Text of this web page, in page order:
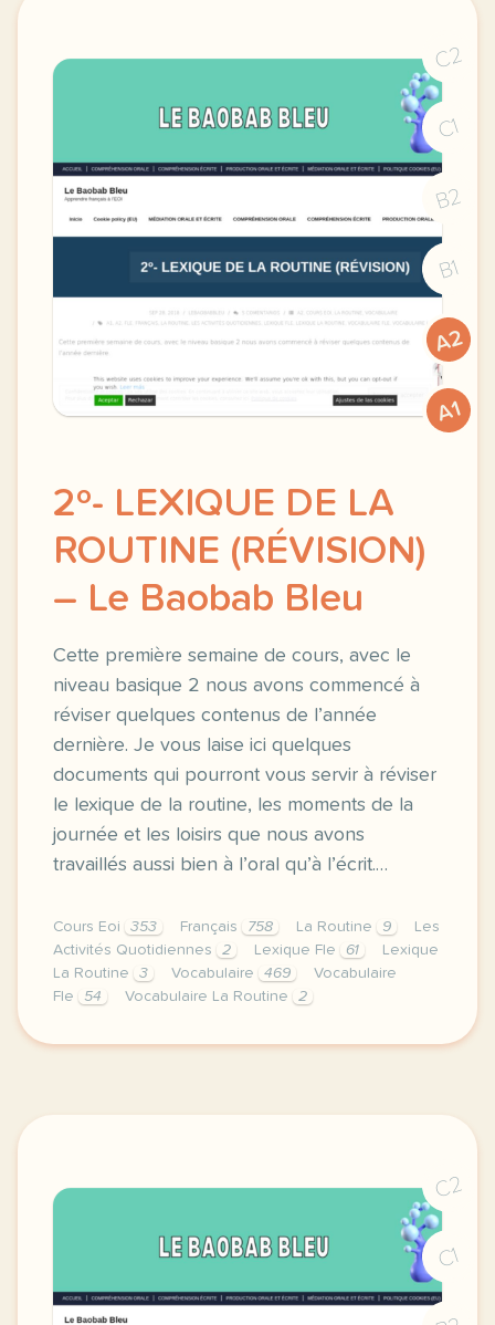
C2
C1
B2
B1
A2
A1
2º- LEXIQUE DE LA
ROUTINE (RÉVISION)
– Le Baobab Bleu
Cette première semaine de cours, avec le
niveau basique 2 nous avons commencé à
réviser quelques contenus de l’année
dernière. Je vous laise ici quelques
documents qui pourront vous servir à réviser
le lexique de la routine, les moments de la
journée et les loisirs que nous avons
travaillés aussi bien à l’oral qu’à l’écrit.…
Cours Eoi 353 Français 758 La Routine 9
Les
Activités Quotidiennes
2 Lexique Fle 61
Lexique
La Routine
3 Vocabulaire 469
Vocabulaire
Fle
54 Vocabulaire La Routine 2
image jerevise comcette premiere semaine de
C2
C1